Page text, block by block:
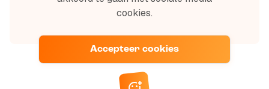
cookies.
Accepteer cookies